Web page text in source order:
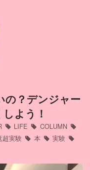
の？デンジャー
よう！
LIFE
COLUMN
超実験 本
実験